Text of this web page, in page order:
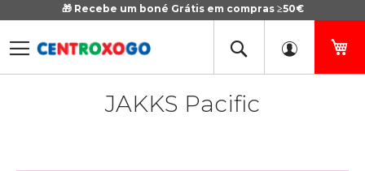
🎁 Recebe um boné Grátis em compras ≥50€
Ir
Conteúdo
JAKKS Pacific